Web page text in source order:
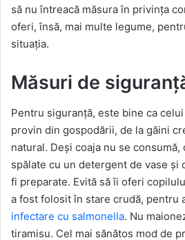
să nu întreacă măsura în privința
oferi, însă, mai multe legume,
situația.
Măsuri de
Pentru siguranță, este bine ca
provin din gospodării, de la găini
natural. Deși coaja nu se
spălate cu un detergent de vase și
fi preparate. Evită să îi oferi
a fost folosit în stare crudă, pentru
infectare cu salmonella. Nu
tiramisu. Cel mai sănătos mod de